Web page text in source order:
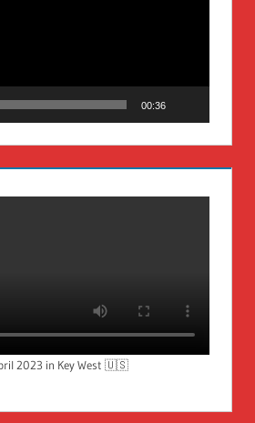
00:36
2023 in Key West 🇺🇸